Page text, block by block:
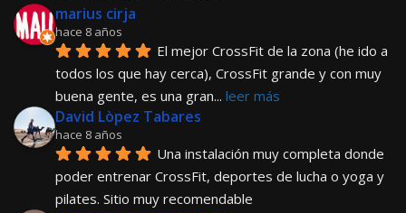
marius cirja
hace 8 años
El mejor CrossFit de la zona (he ido a
todos los que hay cerca), CrossFit grande y con muy
buena gente, es una gran... leer más
David Lòpez Tabares
hace 8 años
Una instalación muy completa donde
poder entrenar CrossFit, deportes de lucha o yoga y
pilates. Sitio muy recomendable